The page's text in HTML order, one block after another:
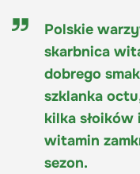
Polskie
skarbnica
dobrego
szklanka
kilka słoików
witamin
sezon.